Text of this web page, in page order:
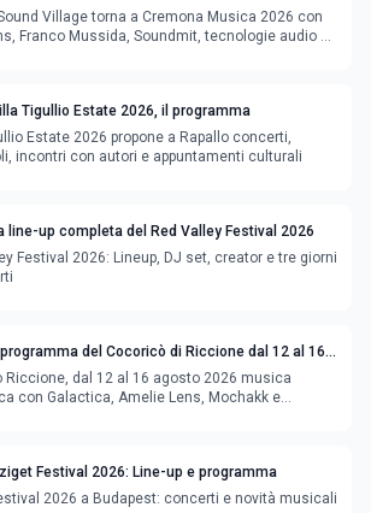
e Young Band Contest, il programma
Village torna a Cremona Musica 2026 con
Franco Mussida, Soundmit, tecnologie audio e
Tigullio Estate 2026, il programma
Estate 2026 propone a Rapallo concerti,
incontri con autori e appuntamenti culturali
line-up completa del Red Valley Festival 2026
Festival 2026: Lineup, DJ set, creator e tre giorni
programma del Cocoricò di Riccione dal 12 al 16
2026
Riccione, dal 12 al 16 agosto 2026 musica
con Galactica, Amelie Lens, Mochakk e
Festival 2026: Line-up e programma
2026 a Budapest: concerti e novità musicali